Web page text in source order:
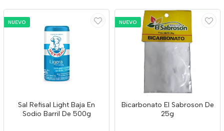
NUEVO
Sal Refisal Light Baja En
Sodio Barril De 500g
NUEVO
Bicarbonato El Sabroson De
25g